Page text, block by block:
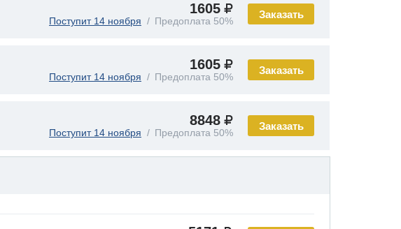
Заказать
1605
Поступит 14 ноября Предоплата 50%
Заказать
1605
Поступит 14 ноября Предоплата 50%
Заказать
8848
Поступит 14 ноября Предоплата 50%